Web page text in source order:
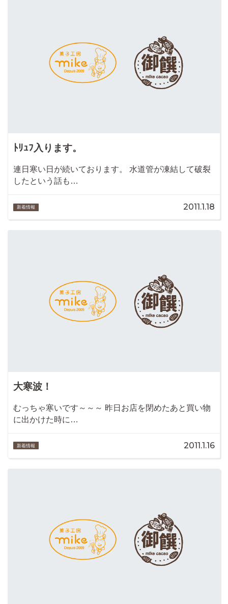
ﾄﾘｭﾌ入ります。
連日寒い日が続いております。 水道管が凍結して破裂
したという話も…
新着情報 2011.1.18
大寒波！
むっちゃ寒いです～～～ 昨日お店を閉めたあと買い物
に出かけた時に…
新着情報 2011.1.16